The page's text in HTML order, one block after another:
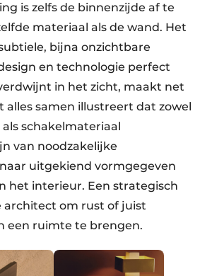
is zelfs de binnenzijde af te
materiaal als de wand. Het
bijna onzichtbare
en technologie perfect
in het zicht, maakt net
alles samen illustreert dat zowel
schakelmateriaal
van noodzakelijke
uitgekiend vormgegeven
het interieur. Een strategisch
architect om rust of juist
een ruimte te brengen.